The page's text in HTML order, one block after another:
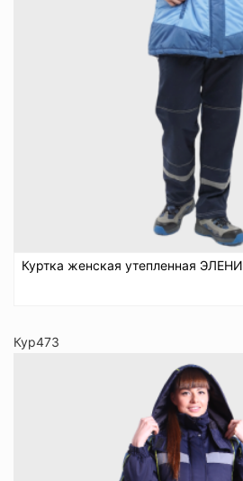
Куртка женская утепленная ЭЛЕНИ
Кур473